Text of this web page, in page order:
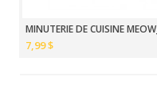
MINUTERIE DE CUISINE MEOW_
7,99 $